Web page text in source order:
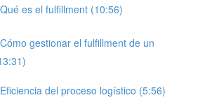
es el fulfillment (10:56)
gestionar el fulfillment de un
del proceso logístico (5:56)